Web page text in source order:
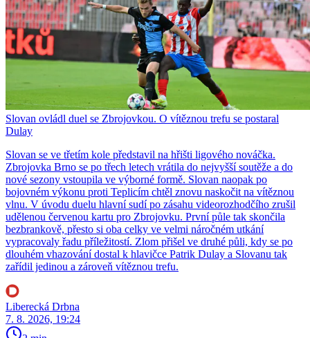
Slovan ovládl duel se Zbrojovkou. O vítěznou trefu se postaral
Dulay
Slovan se ve třetím kole představil na hřišti ligového nováčka.
Zbrojovka Brno se po třech letech vrátila do nejvyšší soutěže a do
nové sezony vstoupila ve výborné formě. Slovan naopak po
bojovném výkonu proti Teplicím chtěl znovu naskočit na vítěznou
vlnu. V úvodu duelu hlavní sudí po zásahu videorozhodčího zrušil
udělenou červenou kartu pro Zbrojovku. První půle tak skončila
bezbrankově, přesto si oba celky ve velmi náročném utkání
vypracovaly řadu příležitostí. Zlom přišel ve druhé půli, kdy se po
dlouhém vhazování dostal k hlavičce Patrik Dulay a Slovanu tak
zařídil jedinou a zároveň vítěznou trefu.
Liberecká Drbna
7. 8. 2026, 19:24